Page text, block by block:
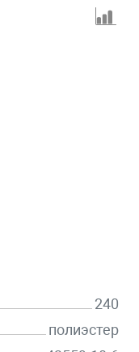
240
полиэстер